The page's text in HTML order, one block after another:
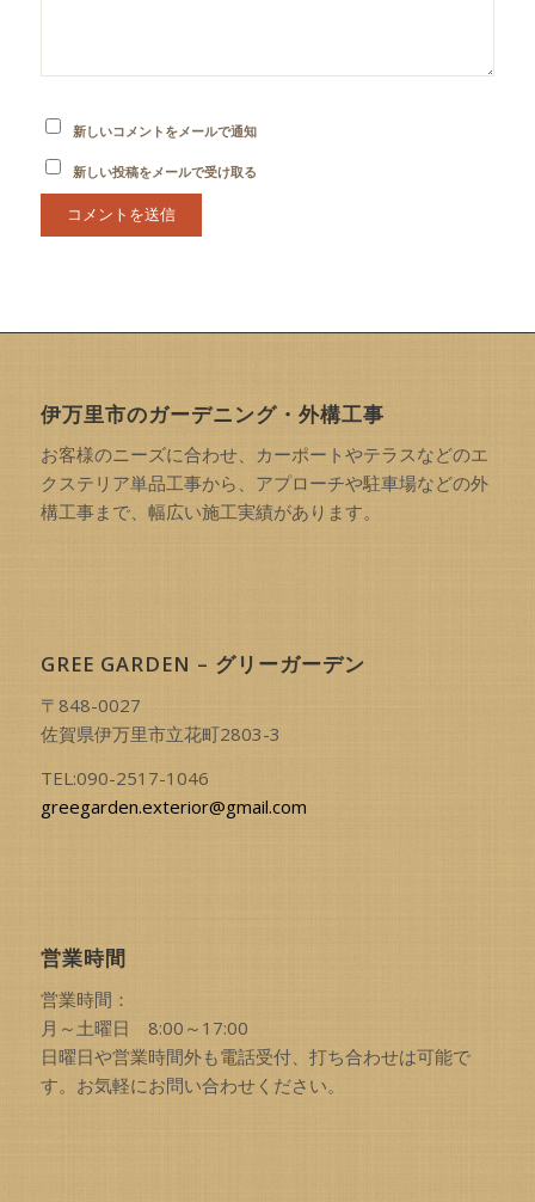
新しいコメントをメールで通知
新しい投稿をメールで受け取る
伊万里市のガーデニング・外構工事
お客様のニーズに合わせ、カーポートやテラスなどのエ
クステリア単品工事から、アプローチや駐車場などの外
構工事まで、幅広い施工実績があります。
GREE GARDEN – グリーガーデン
〒848-0027
佐賀県伊万里市立花町2803-3
TEL:090-2517-1046
greegarden.exterior@gmail.com
営業時間
営業時間：
月～土曜日 8:00～17:00
日曜日や営業時間外も電話受付、打ち合わせは可能で
す。お気軽にお問い合わせください。